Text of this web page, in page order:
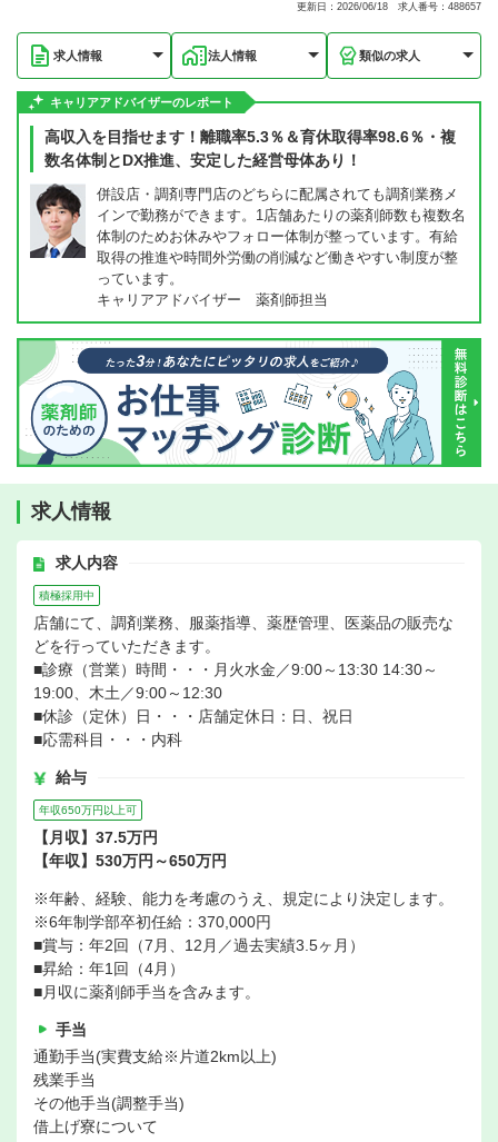
更新日：2026/06/18 求人番号：488657
求人情報 法人情報 類似の求人
キャリアアドバイザーのレポート
高収入を目指せます！離職率5.3％＆育休取得率98.6％・複
数名体制とDX推進、安定した経営母体あり！
併設店・調剤専門店のどちらに配属されても調剤業務メ
インで勤務ができます。1店舗あたりの薬剤師数も複数名
体制のためお休みやフォロー体制が整っています。有給
取得の推進や時間外労働の削減など働きやすい制度が整
っています。
キャリアアドバイザー 薬剤師担当
求人情報
求人内容
積極採用中
店舗にて、調剤業務、服薬指導、薬歴管理、医薬品の販売な
どを行っていただきます。
■診療（営業）時間・・・月火水金／9:00～13:30 14:30～
19:00、木土／9:00～12:30
■休診（定休）日・・・店舗定休日：日、祝日
■応需科目・・・内科
給与
年収650万円以上可
【月収】37.5万円
【年収】530万円～650万円
※年齢、経験、能力を考慮のうえ、規定により決定します。
※6年制学部卒初任給：370,000円
■賞与：年2回（7月、12月／過去実績3.5ヶ月）
■昇給：年1回（4月）
■月収に薬剤師手当を含みます。
手当
通勤手当(実費支給※片道2km以上)
残業手当
その他手当(調整手当)
借上げ寮について